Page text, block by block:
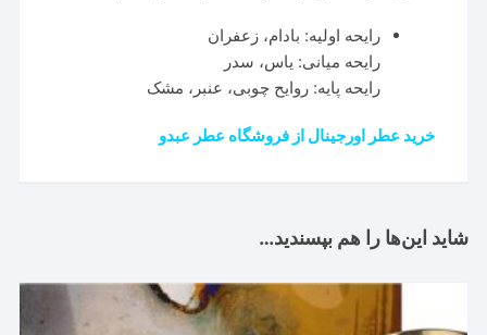
رایحه اولیه: بادام، زعفران
رایحه میانی: یاس، سدر
رایحه پایه: روایح چوبی، عنبر، مشک
خرید عطر اورجینال از فروشگاه عطر عبدو
شاید این‌ها را هم بپسندید…